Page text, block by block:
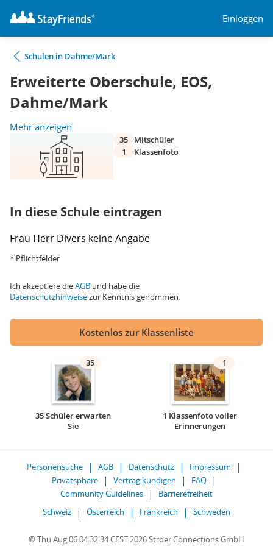
Einloggen
Schulen in Dahme/Mark
Erweiterte Oberschule, EOS,
Dahme/Mark
Mehr anzeigen
35
Mitschüler
1
Klassenfoto
In diese Schule eintragen
Frau Herr Divers keine Angabe
* Pflichtfelder
Ich akzeptiere dieAGB und habe die
Datenschutzhinweisezur Kenntnis genommen.
Kostenlos zur Klassenliste
35
35 Schüler erwarten
Sie
1
1 Klassenfoto voller
Erinnerungen
Personensuche AGB Datenschutz
Impressum
Privatsphäre
Vertrag kündigen
FAQ
Community Guidelines
Barrierefreiheit
Schweiz
Österreich Frankreich Schweden
© Thu Aug 06 04:32:34 CEST 2026 Ströer Connections GmbH